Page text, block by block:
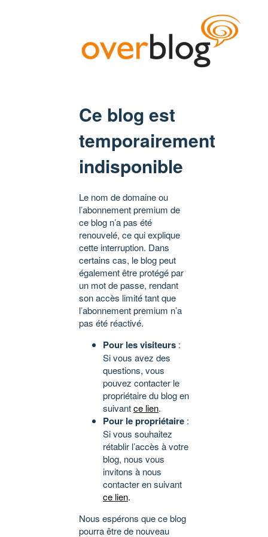
Ce blog est
temporairement
indisponible
Le nom de domaine ou
l’abonnement premium de
ce blog n’a pas été
renouvelé, ce qui explique
cette interruption. Dans
certains cas, le blog peut
également être protégé par
un mot de passe, rendant
son accès limité tant que
l’abonnement premium n’a
pas été réactivé.
Pour les visiteurs :
Si vous avez des
questions, vous
pouvez contacter le
propriétaire du blog en
suivantce lien.
Pour le propriétaire :
Si vous souhaitez
rétablir l’accès à votre
blog, nous vous
invitons à nous
contacter en suivant
ce lien.
Nous espérons que ce blog
pourra être de nouveau